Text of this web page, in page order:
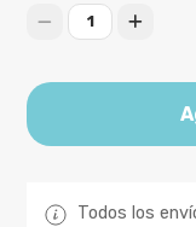
1
Todos los